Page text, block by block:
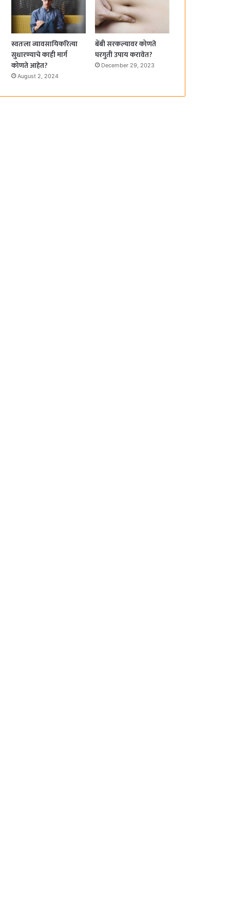
स्वतःला व्यावसायिकरित्या
सुधारण्याचे काही मार्ग
कोणते आहेत?
August 2, 2024
बेंबी सरकल्यावर कोणते
घरगुती उपाय करावेत?
December 29, 2023